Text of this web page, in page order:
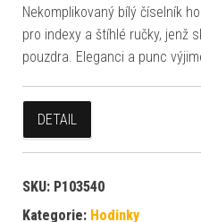
Nekomplikovaný bílý číselník
pro indexy a štíhlé ručky, jenž
pouzdra. Eleganci a punc
DETAIL
SKU: P103540
Kategorie: Hodinky